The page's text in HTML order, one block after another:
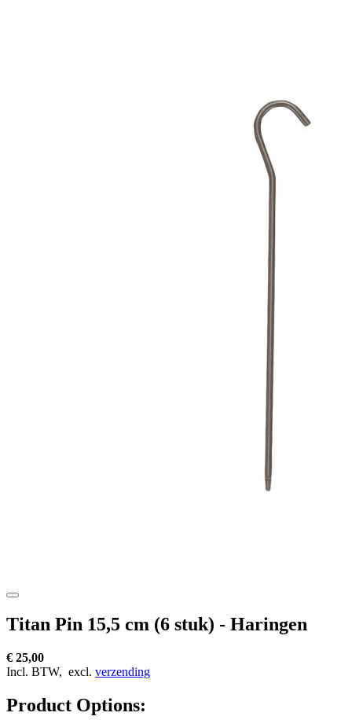
Titan Pin 15,5 cm (6 stuk) - Haringen
€ 25,00
Incl. BTW, excl. verzending
Product Options: